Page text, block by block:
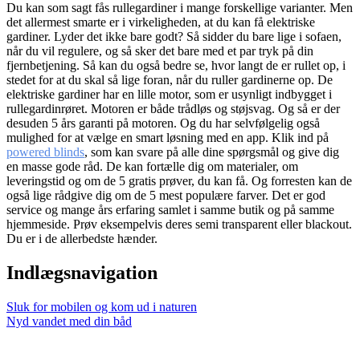
Du kan som sagt fås rullegardiner i mange forskellige varianter. Men
det allermest smarte er i virkeligheden, at du kan få elektriske
gardiner. Lyder det ikke bare godt? Så sidder du bare lige i sofaen,
når du vil regulere, og så sker det bare med et par tryk på din
fjernbetjening. Så kan du også bedre se, hvor langt de er rullet op, i
stedet for at du skal så lige foran, når du ruller gardinerne op. De
elektriske gardiner har en lille motor, som er usynligt indbygget i
rullegardinrøret. Motoren er både trådløs og støjsvag. Og så er der
desuden 5 års garanti på motoren. Og du har selvfølgelig også
mulighed for at vælge en smart løsning med en app. Klik ind på
powered blinds, som kan svare på alle dine spørgsmål og give dig
en masse gode råd. De kan fortælle dig om materialer, om
leveringstid og om de 5 gratis prøver, du kan få. Og forresten kan de
også lige rådgive dig om de 5 mest populære farver. Det er god
service og mange års erfaring samlet i samme butik og på samme
hjemmeside. Prøv eksempelvis deres semi transparent eller blackout.
Du er i de allerbedste hænder.
Indlægsnavigation
Sluk for mobilen og kom ud i naturen
Nyd vandet med din båd